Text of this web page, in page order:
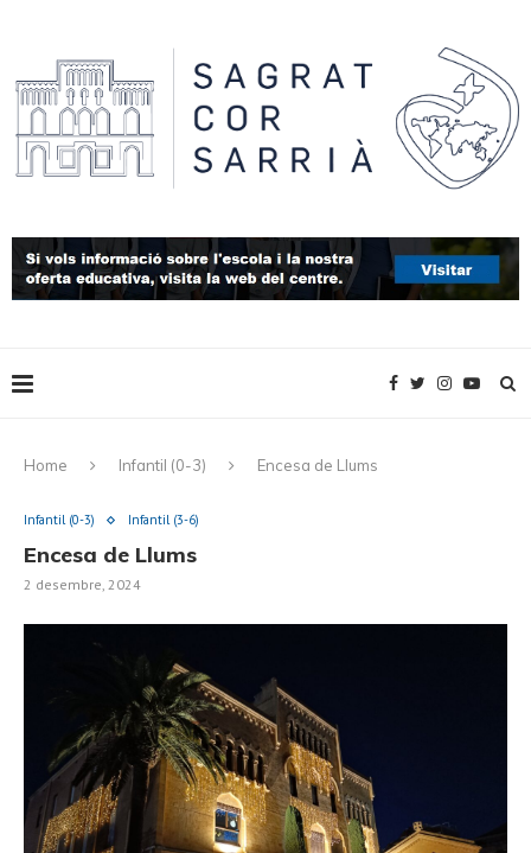
Home Infantil (0-3) Encesa de Llums
Infantil (0-3) Infantil (3-6)
Encesa de Llums
2 desembre, 2024